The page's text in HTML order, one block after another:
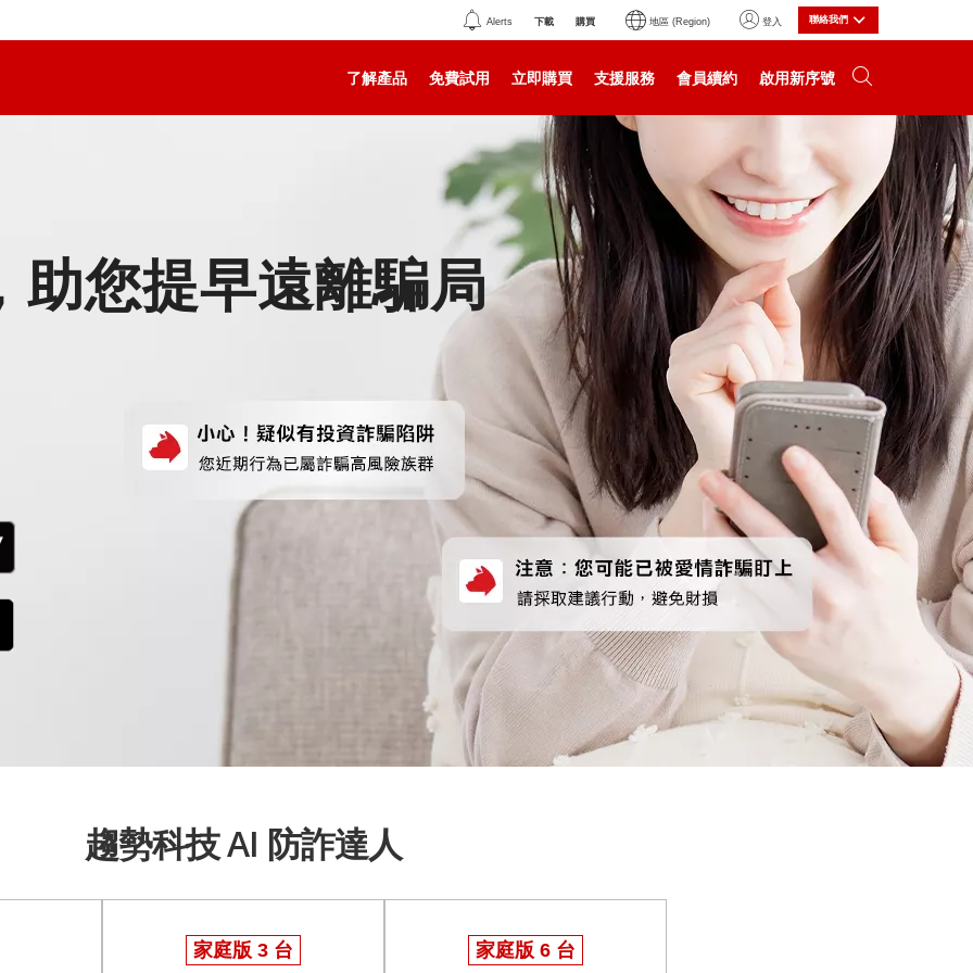
Alerts 下載 購買 地區 (Region) 登入 聯絡我們
了解產品 免費試用 立即購買 支援服務 會員續約 啟用新序號
助您提早遠離騙局
趨勢科技 AI 防詐達人
家庭版 3 台 家庭版 6 台